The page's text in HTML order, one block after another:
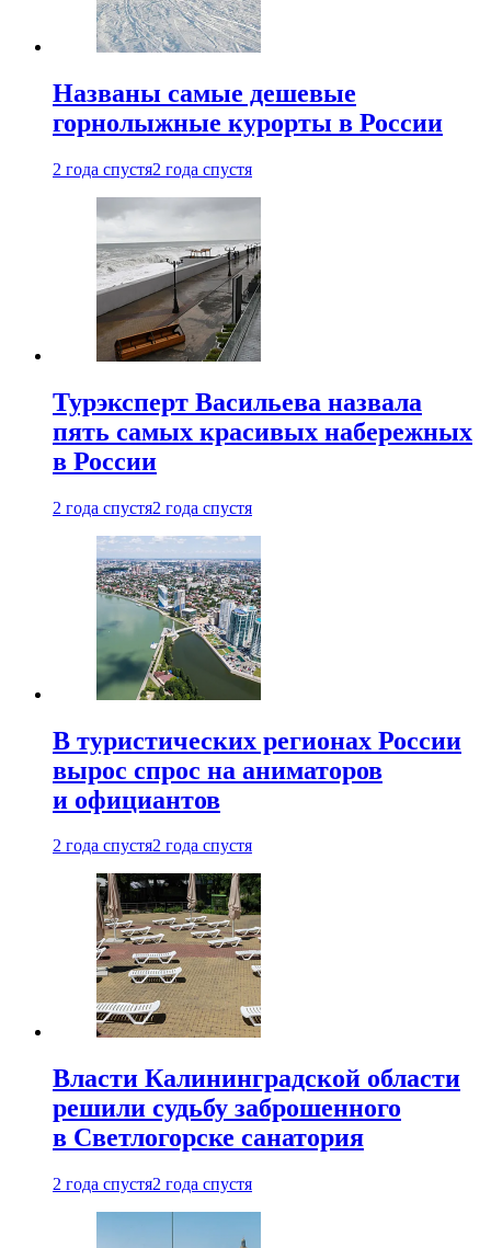
Названы самые дешевые
горнолыжные курорты в России
2 года спустя2 года спустя
Турэксперт Васильева назвала
пять самых красивых набережных
в России
2 года спустя2 года спустя
В туристических регионах России
вырос спрос на аниматоров
и официантов
2 года спустя2 года спустя
Власти Калининградской области
решили судьбу заброшенного
в Светлогорске санатория
2 года спустя2 года спустя